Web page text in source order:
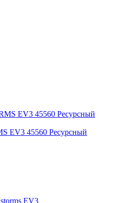
EV3 45560 Ресурсный